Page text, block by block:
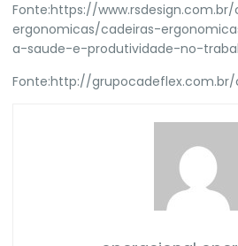
Fonte:https://
ergonomicas/cadeiras-
a-saude-e-produtividade-no-
Fonte:http://grupocadeflex.com.br/